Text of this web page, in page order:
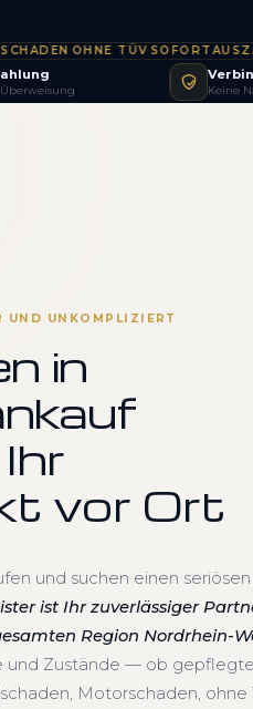
·OHNE TÜV·
Keine
UNKOMPLIZIERT
in
vor Ort
und suchen einen seriösen
ist Ihr zuverlässiger
Region Nordrhein-
und Zustände — ob
Motorschaden, ohne